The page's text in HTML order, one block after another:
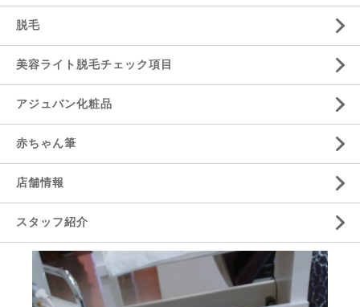
脱毛
美容ライト脱毛チェック項目
アジュバン化粧品
赤ちゃん筆
店舗情報
スタッフ紹介